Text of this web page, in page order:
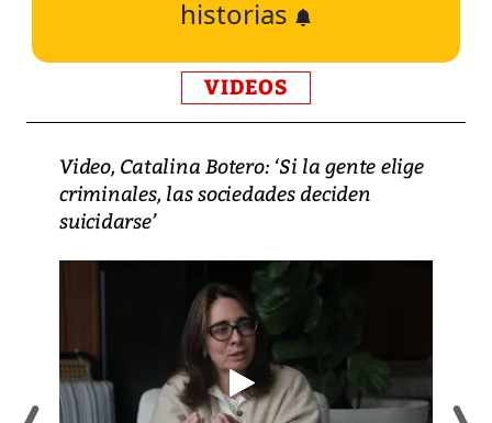
historias
VIDEOS
Video, Catalina Botero: ‘Si la gente elige
criminales, las sociedades deciden
suicidarse’